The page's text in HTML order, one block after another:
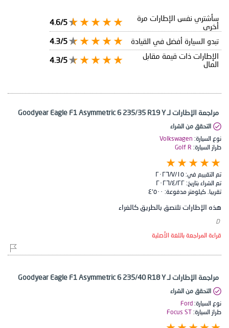
سأشتري نفس الإطارات مرة
أخرى
4.6/5
تبدو السيارة أفضل في القيادة
4.3/5
الإطارات ذات قيمة مقابل
المال
4.3/5
مراجعة الإطارات لـ Goodyear Eagle F1 Asymmetric 6 235/35 R19 Y
التحقق من الشراء
نوع السيارة: Volkswagen
طراز السيارة: Golf R
تم التقييم في: ١٥‏/٧‏/٢٠٢٦
تم الشراء بتاريخ: ٢٢‏/٤‏/٢٠٢٦
تقريبا. كيلومتر مدفوعة: ٤٬٥٠٠
هذه الإطارات تلتصق بالطريق كالغراء
​ D
قراءة المراجعة باللغة الأصلية
مراجعة الإطارات لـ Goodyear Eagle F1 Asymmetric 6 235/40 R18 Y
التحقق من الشراء
نوع السيارة: Ford
طراز السيارة: Focus ST